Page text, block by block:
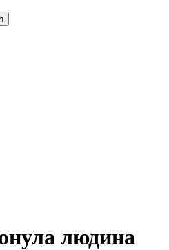
людина